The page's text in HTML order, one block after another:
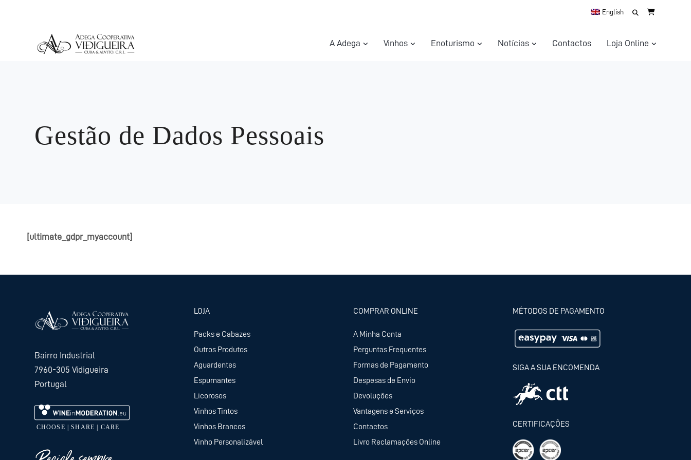
English Search
A Adega
Vinhos Enoturismo Notícias Contactos Loja Online
Gestão de Dados Pessoais
[ultimate_gdpr_myaccount]
Bairro Industrial
7960-305 Vidigueira
Portugal
LOJA
Packs e Cabazes
Outros Produtos
Aguardentes
Espumantes
Licorosos
Vinhos Tintos
Vinhos Brancos
Vinho Personalizável
COMPRAR ONLINE
A Minha Conta
Perguntas Frequentes
Formas de Pagamento
Despesas de Envio
Devoluções
Vantagens e Serviços
Contactos
Livro Reclamações Online
MÉTODOS DE PAGAMENTO
SIGA A SUA ENCOMENDA
CERTIFICAÇÕES